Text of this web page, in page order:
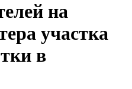
на
участка
в